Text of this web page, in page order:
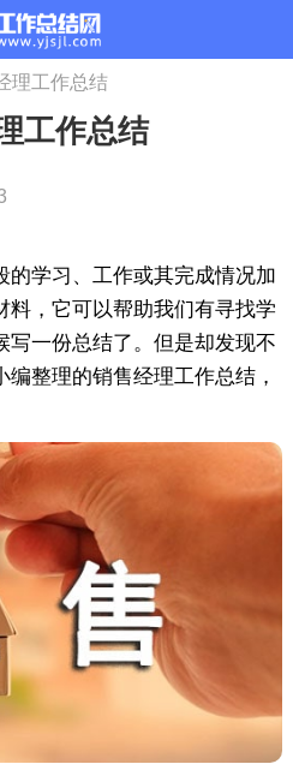
理工作总结
工作总结
学习、工作或其完成情况加
料，它可以帮助我们有寻找学
写一份总结了。但是却发现不
整理的销售经理工作总结，